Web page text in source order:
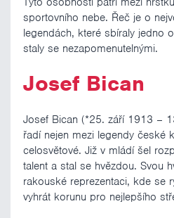
sportovního nebe. Řeč je o
legendách, které sbíraly jedno
staly se nezapomenutelnými.
Josef Bican
Josef Bican (*25. září 1913 –
řadí nejen mezi legendy české
celosvětové. Již v mládí šel
talent a stal se hvězdou. Svou
rakouské reprezentaci, kde se
vyhrát korunu pro nejlepšího